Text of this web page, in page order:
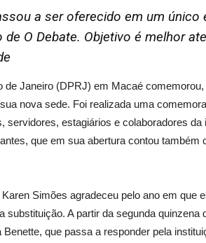
a ser oferecido em um único
O Debate. Objetivo é melhor
de Janeiro (DPRJ) em Macaé
nova sede. Foi realizada uma
servidores, estagiários e colaboradores da
que em sua abertura contou também
Simões agradeceu pelo ano em que
substituição. A partir da segunda quinzena
que passa a responder pela